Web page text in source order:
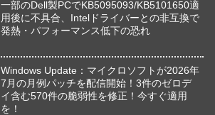
一部のDell製PCでKB5095093/KB5101650適
用後に不具合、Intelドライバーとの非互換で
発熱・パフォーマンス低下の恐れ
Windows Update：マイクロソフトが2026年
7月の月例パッチを配信開始！3件のゼロデ
イ含む570件の脆弱性を修正！今すぐ適用
を！